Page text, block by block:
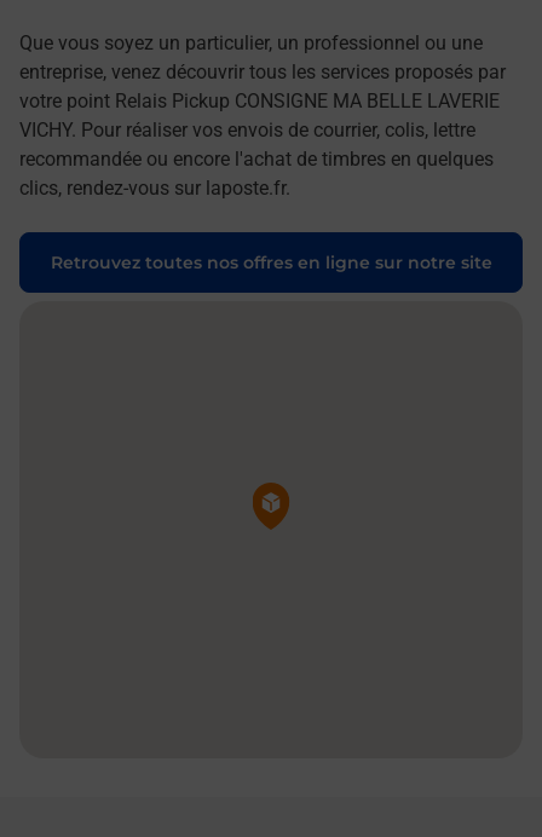
Que vous soyez un particulier, un professionnel ou une
entreprise, venez découvrir tous les services proposés par
votre point Relais Pickup CONSIGNE MA BELLE LAVERIE
VICHY. Pour réaliser vos envois de courrier, colis, lettre
recommandée ou encore l'achat de timbres en quelques
clics, rendez-vous sur laposte.fr.
Retrouvez toutes nos offres en ligne sur notre site
Pin de la carte